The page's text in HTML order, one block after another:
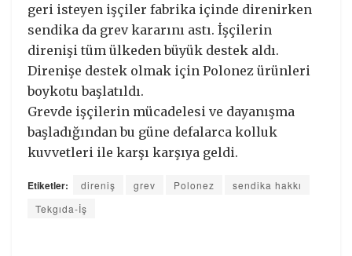
geri isteyen işçiler fabrika içinde direnirken
sendika da grev kararını astı. İşçilerin
direnişi tüm ülkeden büyük destek aldı.
Direnişe destek olmak için Polonez ürünleri
boykotu başlatıldı.
Grevde işçilerin mücadelesi ve dayanışma
başladığından bu güne defalarca kolluk
kuvvetleri ile karşı karşıya geldi.
Etiketler: direniş grev Polonez
sendika hakkı
Tekgıda-İş